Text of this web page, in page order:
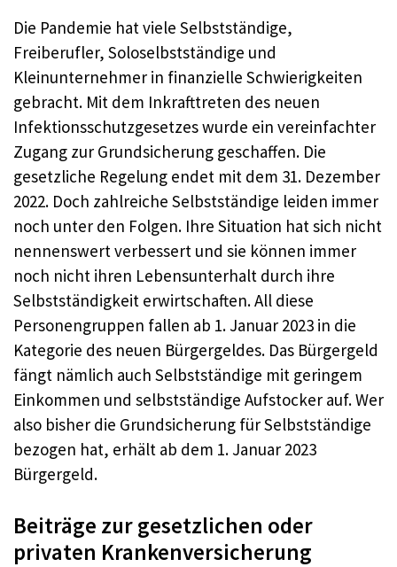
Die Pandemie hat viele Selbstständige,
Freiberufler, Soloselbstständige und
Kleinunternehmer in finanzielle Schwierigkeiten
gebracht. Mit dem Inkrafttreten des neuen
Infektionsschutzgesetzes wurde ein vereinfachter
Zugang zur Grundsicherung geschaffen. Die
gesetzliche Regelung endet mit dem 31. Dezember
2022. Doch zahlreiche Selbstständige leiden immer
noch unter den Folgen. Ihre Situation hat sich nicht
nennenswert verbessert und sie können immer
noch nicht ihren Lebensunterhalt durch ihre
Selbstständigkeit erwirtschaften. All diese
Personengruppen fallen ab 1. Januar 2023 in die
Kategorie des neuen Bürgergeldes. Das Bürgergeld
fängt nämlich auch Selbstständige mit geringem
Einkommen und selbstständige Aufstocker auf. Wer
also bisher die Grundsicherung für Selbstständige
bezogen hat, erhält ab dem 1. Januar 2023
Bürgergeld.
Beiträge zur gesetzlichen oder
privaten Krankenversicherung